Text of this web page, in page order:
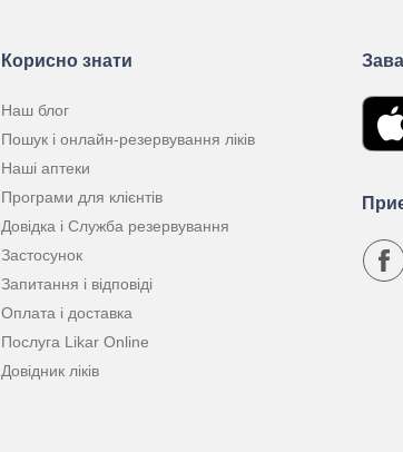
Корисно знати
Наш блог
Пошук і онлайн-резервування ліків
Наші аптеки
Програми для клієнтів
Довідка і Служба резервування
Застосунок
Запитання і відповіді
Оплата і доставка
Послуга Likar Online
Довідник ліків